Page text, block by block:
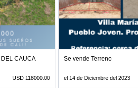
DEL CAUCA
USD 118000.00
Se vende Terreno
el 14 de Diciembre del 2023